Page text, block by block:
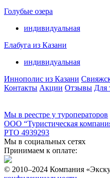
Голубые озера
индивидуальная
Елабуга из Казани
индивидуальная
Иннополис из Казани
Контакты Акции Отзывы Для
Мы в реестре у туроператоров
ООО “Туристическая
РТО 4939293
Мы в социальных сетях
Принимаем к оплате:
© 2010–2024 Компания